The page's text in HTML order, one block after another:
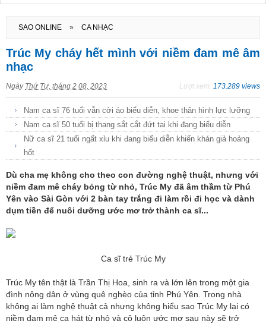
SAO ONLINE » CA NHẠC
Trúc My cháy hết mình với niềm đam mê âm
nhạc
Ngày Thứ Tư, tháng 2 08, 2023 Lượt xem: 173.289 views
Nam ca sĩ 76 tuổi vẫn cởi áo biểu diễn, khoe thân hình lực lưỡng
Nam ca sĩ 50 tuổi bị thang sắt cắt đứt tai khi đang biểu diễn
Nữ ca sĩ 21 tuổi ngất xỉu khi đang biểu diễn khiến khán giả hoảng
hốt
Dù cha mẹ không cho theo con đường nghệ thuật, nhưng với
niềm đam mê cháy bỏng từ nhỏ, Trúc My đã âm thầm từ Phú
Yên vào Sài Gòn với 2 bàn tay trắng đi làm rồi đi học và dành
dụm tiền để nuôi dưỡng ước mơ trở thành ca sĩ...
Ca sĩ trẻ Trúc My
Trúc My tên thật là Trần Thị Hoa, sinh ra và lớn lên trong một gia
đình nông dân ở vùng quê nghèo của tỉnh Phú Yên. Trong nhà
không ai làm nghệ thuật cả nhưng không hiểu sao Trúc My lại có
niềm đam mê ca hát từ nhỏ và cô luôn ước mơ sau này sẽ trở